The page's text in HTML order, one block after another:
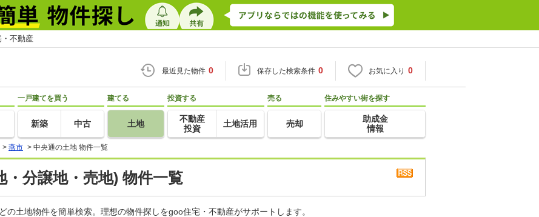
不動産
最近見た物件 0 保存した検索条件 0 お気に入り 0
一戸建てを買う
新築 中古
建てる
土地
投資する
不動産
投資
土地活用
売る
売却
住みやすい街を探す
助成金
情報
> 燕市 > 中央通の土地 物件一覧
・分譲地・売地) 物件一覧
の土地物件を簡単検索。理想の物件探しをgoo住宅・不動産がサポートします。